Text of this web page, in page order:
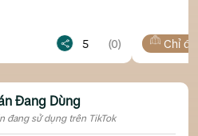
Map
Đang Dùng
đang sử dụng trên TikTok